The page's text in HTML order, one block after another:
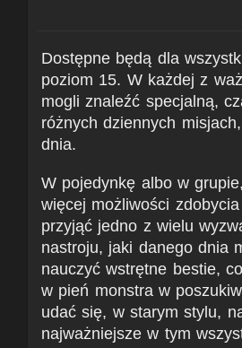
Dostępne będą dla
poziom 15. W każdej z
mogli znaleźć specjalną,
różnych dziennych
dnia.
W pojedynkę albo w
więcej możliwości
przyjąć jedno z wielu
nastroju, jaki danego dnia
nauczyć wstrętne bestie,
w pień monstra w
udać się, w starym stylu,
najważniejsze w tym